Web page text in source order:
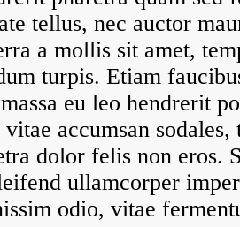
tellus, nec auctor
a mollis sit amet,
turpis. Etiam
eu leo hendrerit
accumsan
dolor felis non eros.
ullamcorper
odio, vitae